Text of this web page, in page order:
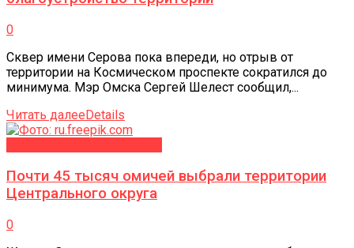
0
Сквер имени Серова пока впереди, но отрыв от
территории на Космическом проспекте сократился до
минимума. Мэр Омска Сергей Шелест сообщил,...
Читать далееDetails
Почти 45 тысяч омичей выбрали территории
Центрального округа
0